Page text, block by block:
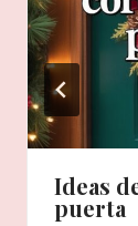
Ideas
puerta